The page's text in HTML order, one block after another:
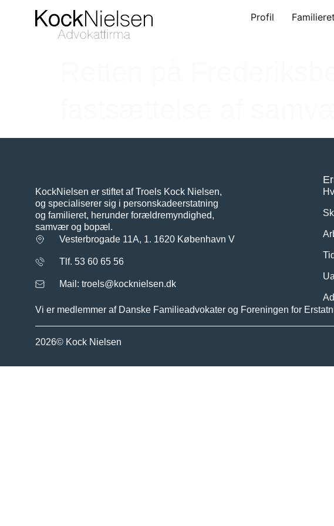
Profil Familieret
KockNielsen er stiftet af Troels Kock Nielsen,
og specialiserer sig i personskadeerstatning
og familieret, herunder forældremyndighed,
samvær og bopæl.
Vesterbrogade 11A, 1. 1620 København V
Tlf. 53 60 65 56
Mail: troels@kocknielsen.dk
Vi er medlemmer af Danske Familieadvokater og Foreningen for
2026© Kock Nielsen